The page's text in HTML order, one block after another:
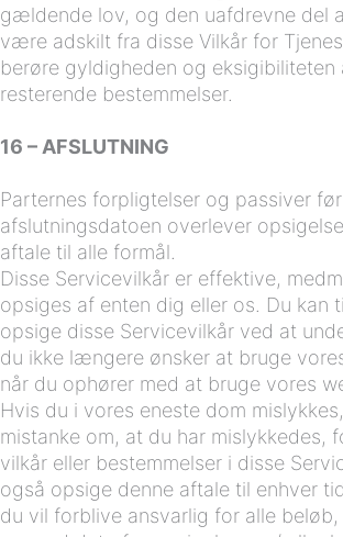
gældende lov, og den uafdrevne del
være adskilt fra disse Vilkår for
berøre gyldigheden og eksigibiliteten
resterende bestemmelser.
16 – AFSLUTNING
Parternes forpligtelser og passiver før
afslutningsdatoen overlever
aftale til alle formål.
Disse Servicevilkår er effektive,
opsiges af enten dig eller os. Du kan
opsige disse Servicevilkår ved at
du ikke længere ønsker at bruge
når du ophører med at bruge vores
Hvis du i vores eneste dom
mistanke om, at du har mislykkedes,
vilkår eller bestemmelser i disse
også opsige denne aftale til enhver
du vil forblive ansvarlig for alle